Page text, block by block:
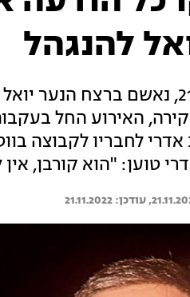
להנגהל
האירוע החל
לחבריו לקבוצה
טוען: "הוא קורבן,
21.11.2022